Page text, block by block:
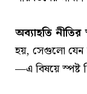
অব্যাহতি নীতির
হয়, সেগুলো যেন
—এ বিষয়ে স্পষ্ট